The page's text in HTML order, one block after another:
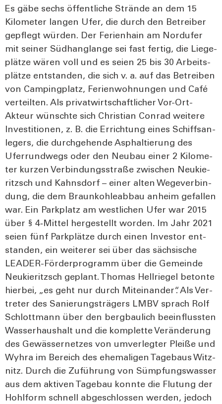
Es gäbe sechs öffent­li­che Strän­de an dem 15
Kilo­me­ter lan­gen Ufer, die durch den Betrei­ber
gepflegt wür­den. Der Feri­en­hain am Nord­ufer
mit sei­ner Süd­han­glan­ge sei fast fer­tig, die Lie­ge­
plät­ze wären voll und es sei­en 25 bis 30 Arbeits­
plät­ze ent­stan­den, die sich v. a. auf das Betrei­ben
von Cam­ping­platz, Feri­en­woh­nun­gen und Café
ver­teil­ten. Als pri­vat­wirt­schaft­li­cher Vor-Ort-
Akteur wünsch­te sich Chris­ti­an Con­rad wei­te­re
Inves­ti­tio­nen, z. B. die Errich­tung eines Schiffs­an­
le­gers, die durch­ge­hen­de Asphal­tie­rung des
Ufer­rund­wegs oder den Neu­bau einer 2 Kilo­me­
ter kur­zen Ver­bin­dungs­stra­ße zwi­schen Neu­kie­
ritzsch und Kahns­dorf – einer alten Wege­ver­bin­
dung, die dem Braun­koh­le­ab­bau anheim gefal­len
war. Ein Park­platz am west­li­chen Ufer war 2015
über § 4‑Mittel her­ge­stellt wor­den. Im Jahr 2021
sei­en fünf Park­plät­ze durch einen Inves­tor ent­
stan­den, ein wei­te­rer sei über das säch­si­sche
LEA­DER-För­der­pro­gramm über die Gemein­de
Neu­kie­ritzsch geplant. Tho­mas Hell­rie­gel beton­te
hier­bei, „es geht nur durch Mit­ein­an­der“. Als Ver­
tre­ter des Sanie­rungs­trä­gers LMBV sprach Rolf
Schlott­mann über den berg­bau­lich beein­fluss­ten
Was­ser­haus­halt und die kom­plet­te Ver­än­de­rung
des Gewäs­ser­net­zes von umver­leg­ter Plei­ße und
Wyhra im Bereich des ehe­ma­li­gen Tage­baus Witz­
nitz. Durch die Zufüh­rung von Sümp­fungs­was­ser
aus dem akti­ven Tage­bau konn­te die Flu­tung der
Hohl­form schnell abge­schlos­sen wer­den, jedoch